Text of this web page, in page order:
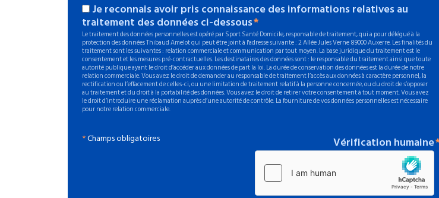
Je reconnais avoir pris connaissance des informations relatives au
traitement des données ci-dessous
Le traitement des données personnelles est opéré par Sport Santé Domicile, responsable de traitement, qui a pour délégué à la
protection des données Thibaud Amelot qui peut être joint à l'adresse suivante : 2 Allée Jules Verne 89000 Auxerre. Les finalités du
traitement sont les suivantes : relation commerciale et communication par tout moyen. La base juridique du traitement est le
consentement et les mesures pré-contractuelles. Les destinataires des données sont : le responsable du traitement ainsi que toute
autorité publique ayant le droit d’accéder aux données de part la loi. La durée de conservation des données est la durée de notre
relation commerciale. Vous avez le droit de demander au responsable de traitement l’accès aux données à caractère personnel, la
rectification ou l’effacement de celles-ci, ou une limitation de traitement relatif à la personne concernée, ou du droit de s’opposer
au traitement et du droit à la portabilité des données. Vous avez le droit de retirer votre consentement à tout moment. Vous avez
le droit d’introduire une réclamation auprès d’une autorité de contrôle. La fourniture de vos données personnelles est nécessaire
pour notre relation commerciale.
*Champs obligatoires Vérification humaine